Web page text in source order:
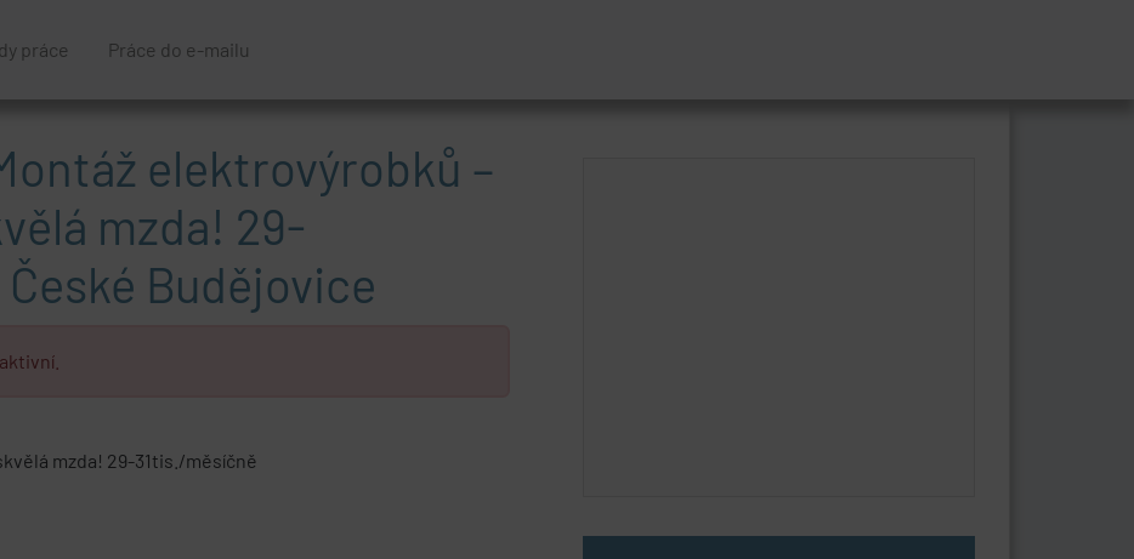
práce Práce do e-mailu
elektrovýrobků –
mzda! 29-
Budějovice
mzda! 29-31tis./měsíčně